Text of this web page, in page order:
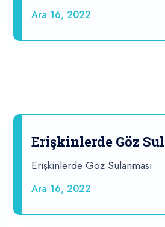
Ara 16, 2022
Erişkinlerde Göz
Erişkinlerde Göz Sulanması
Ara 16, 2022